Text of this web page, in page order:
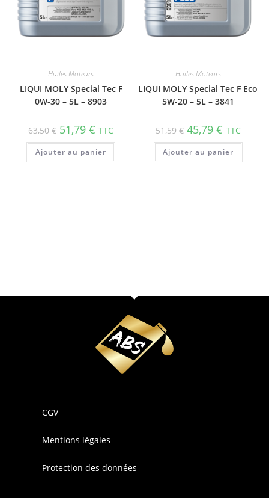
Huiles Moteurs
LIQUI MOLY Special Tec F
0W-30 – 5L – 8903
63,50€ 51,79€ TTC
Ajouter au panier
Huiles Moteurs
LIQUI MOLY Special Tec F Eco
5W-20 – 5L – 3841
51,59€ 45,79 € TTC
Ajouter au panier
CGV
Mentions légales
Protection des données